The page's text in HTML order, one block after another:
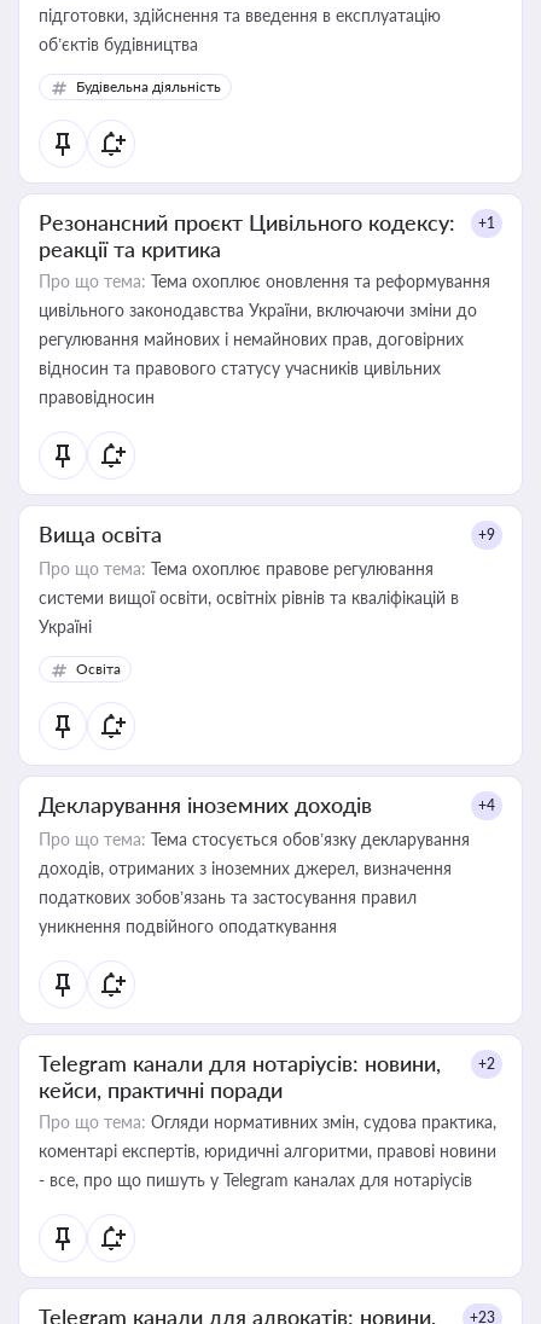
підготовки, здійснення та введення в експлуатацію
об’єктів будівництва
Будівельна діяльність
Резонансний проєкт Цивільного кодексу:
реакції та критика
+1
Про що тема: Тема охоплює оновлення та реформування
цивільного законодавства України, включаючи зміни до
регулювання майнових і немайнових прав, договірних
відносин та правового статусу учасників цивільних
правовідносин
Вища освіта +9
Про що тема: Тема охоплює правове регулювання
системи вищої освіти, освітніх рівнів та кваліфікацій в
Україні
Освіта
Декларування іноземних доходів +4
Про що тема: Тема стосується обов’язку декларування
доходів, отриманих з іноземних джерел, визначення
податкових зобов’язань та застосування правил
уникнення подвійного оподаткування
Telegram канали для нотаріусів: новини,
кейси, практичні поради
+2
Про що тема: Огляди нормативних змін, судова практика,
коментарі експертів, юридичні алгоритми, правові новини
- все, про що пишуть у Telegram каналах для нотаріусів
Telegram канали для адвокатів: новини,
+23